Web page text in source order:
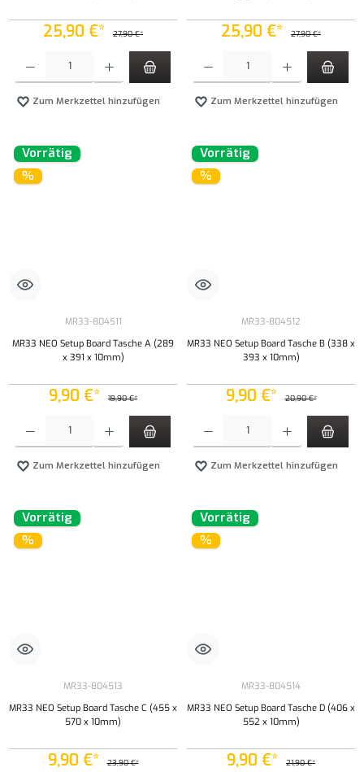
25,90 €* 27,90 €*
Zum Merkzettel hinzufügen
25,90 €* 27,90 €*
Zum Merkzettel hinzufügen
Vorrätig
%
MR33-804511
MR33 NEO Setup Board Tasche A (289
x 391 x 10mm)
9,90 €* 19,90 €*
Zum Merkzettel hinzufügen
Vorrätig
%
MR33-804512
MR33 NEO Setup Board Tasche B (338 x
393 x 10mm)
9,90 €* 20,90 €*
Zum Merkzettel hinzufügen
Vorrätig
%
MR33-804513
MR33 NEO Setup Board Tasche C (455 x
570 x 10mm)
9,90 €* 23,90 €*
Vorrätig
%
MR33-804514
MR33 NEO Setup Board Tasche D (406 x
552 x 10mm)
9,90 €* 21,90 €*